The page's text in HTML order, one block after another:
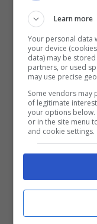
Oh I wanna
Rivers of
Celebrate
Oh I wanna
Rivers of
Celebrate
Hasta la vida
Te encanta la
Te toca toca
Learn more
Your personal data
your device
data) may be
partners, or used
may use precise
Some vendors may
of legitimate
your options
or in the site menu
and cookie settings.